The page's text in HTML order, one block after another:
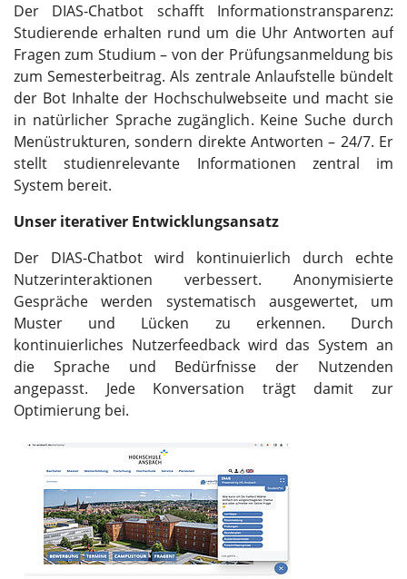
Der DIAS-Chatbot schafft Informationstransparenz:
Studierende erhalten rund um die Uhr Antworten auf
Fragen zum Studium – von der Prüfungsanmeldung bis
zum Semesterbeitrag. Als zentrale Anlaufstelle bündelt
der Bot Inhalte der Hochschulwebseite und macht sie
in natürlicher Sprache zugänglich. Keine Suche durch
Menüstrukturen, sondern direkte Antworten – 24/7. Er
stellt studienrelevante Informationen zentral im
System bereit.
Unser iterativer Entwicklungsansatz
Der DIAS-Chatbot wird kontinuierlich durch echte
Nutzerinteraktionen verbessert. Anonymisierte
Gespräche werden systematisch ausgewertet, um
Muster und Lücken zu erkennen. Durch
kontinuierliches Nutzerfeedback wird das System an
die Sprache und Bedürfnisse der Nutzenden
angepasst. Jede Konversation trägt damit zur
Optimierung bei.